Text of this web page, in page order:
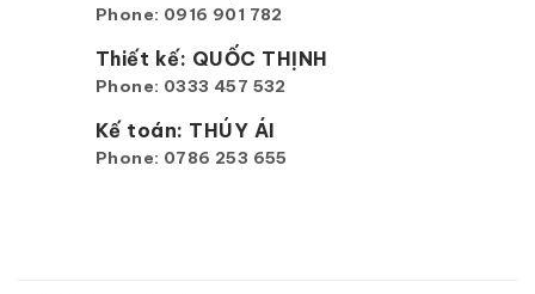
Phone: 0916 901 782
Thiết kế: QUỐC THỊNH
Phone: 0333 457 532
Kế toán: THÚY ÁI
Phone: 0786 253 655